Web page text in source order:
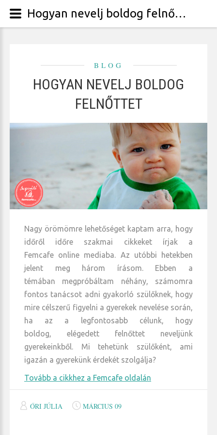
BLOG
HOGYAN NEVELJ BOLDOG
FELNŐTTET
Nagy örömömre lehetőséget kaptam arra, hogy
időről időre szakmai cikkeket írjak a
Femcafe online mediaba. Az utóbbi hetekben
jelent meg három írásom. Ebben a
témában megpróbáltam néhány, számomra
fontos tanácsot adni gyakorló szülőknek, hogy
mire célszerű figyelni a gyerekek nevelése során,
ha az a legfontosabb célunk, hogy
boldog, elégedett felnőttet neveljünk
gyerekeinkből. Mi tehetünk szülőként, ami
igazán a gyerekünk érdekét szolgálja?
Tovább a cikkhez a Femcafe oldalán
ŐRI JÚLIA MÁRCIUS 09
Hogyan nevelj boldog felnőttet